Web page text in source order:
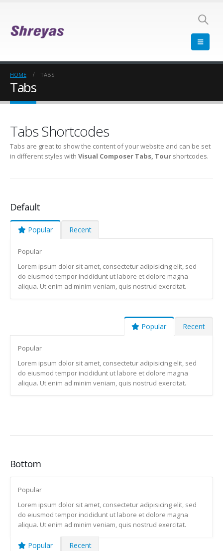
HOME TABS
Tabs
Tabs Shortcodes
Tabs are great to show the content of your website and can be set
in different styles with Visual Composer Tabs, Tour shortcodes.
Default
Popular Recent
Popular
Lorem ipsum dolor sit amet, consectetur adipisicing elit, sed
do eiusmod tempor incididunt ut labore et dolore magna
aliqua. Ut enim ad minim veniam, quis nostrud exercitat.
Popular Recent
Popular
Lorem ipsum dolor sit amet, consectetur adipisicing elit, sed
do eiusmod tempor incididunt ut labore et dolore magna
aliqua. Ut enim ad minim veniam, quis nostrud exercitat.
Bottom
Popular
Lorem ipsum dolor sit amet, consectetur adipisicing elit, sed
do eiusmod tempor incididunt ut labore et dolore magna
aliqua. Ut enim ad minim veniam, quis nostrud exercitat.
Popular Recent